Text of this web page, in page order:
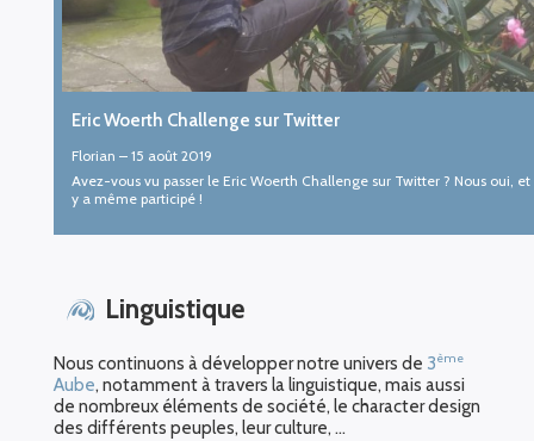
Eric Woerth Challenge sur Twitter
Florian – 15 août 2019
Avez-vous vu passer le Eric Woerth Challenge sur Twitter ? Nous oui, et
y a même participé !
Linguistique
Nous continuons à développer notre univers de 3ème
Aube, notamment à travers la linguistique, mais aussi
de nombreux éléments de société, le character design
des différents peuples, leur culture, …